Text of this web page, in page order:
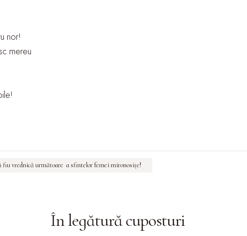
nor!
mereu
fiu vrednică următoare a sfintelor femei mironosițe!
În legătură cuposturi